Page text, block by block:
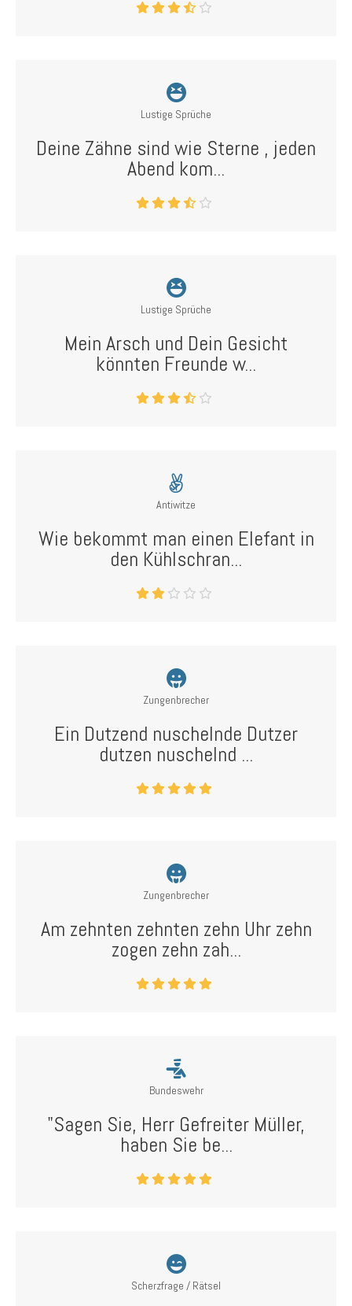
Lustige Sprüche
Deine Zähne sind wie Sterne , jeden
Abend kom...
Lustige Sprüche
Mein Arsch und Dein Gesicht
könnten Freunde w...
Antiwitze
Wie bekommt man einen Elefant in
den Kühlschran...
Zungenbrecher
Ein Dutzend nuschelnde Dutzer
dutzen nuschelnd ...
Zungenbrecher
Am zehnten zehnten zehn Uhr zehn
zogen zehn zah...
Bundeswehr
"Sagen Sie, Herr Gefreiter Müller,
haben Sie be...
Scherzfrage / Rätsel